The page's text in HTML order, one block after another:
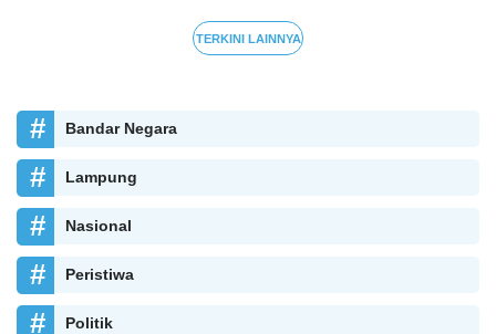
TERKINI LAINNYA
Bandar Negara
Lampung
Nasional
Peristiwa
Politik